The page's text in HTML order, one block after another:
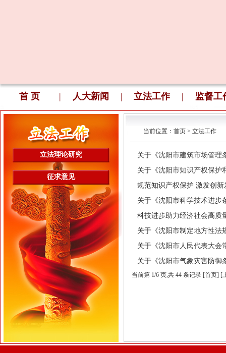
首 页 | 人大新闻 | 立法工作 | 监督工
当前位置： 首页> 立法工作
立法理论研究
征求意见
关于《沈阳市建筑市场管理
关于《沈阳市知识产权保护
规范知识产权保护 激发创
关于《沈阳市科学技术进步
科技进步助力经济社会高
关于《沈阳市制定地方性法
关于《沈阳市人民代表大会
关于《沈阳市气象灾害防御
当前第 1/6 页,共 44 条记录 [首页] [